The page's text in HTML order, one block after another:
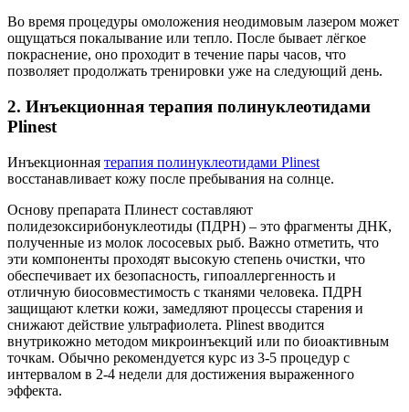
Во время процедуры омоложения неодимовым лазером может
ощущаться покалывание или тепло. После бывает лёгкое
покраснение, оно проходит в течение пары часов, что
позволяет продолжать тренировки уже на следующий день.
2. Инъекционная терапия полинуклеотидами
Plinest
Инъекционная терапия полинуклеотидами Plinest
восстанавливает кожу после пребывания на солнце.
Основу препарата Плинест составляют
полидезоксирибонуклеотиды (ПДРН) – это фрагменты ДНК,
полученные из молок лососевых рыб. Важно отметить, что
эти компоненты проходят высокую степень очистки, что
обеспечивает их безопасность, гипоаллергенность и
отличную биосовместимость с тканями человека. ПДРН
защищают клетки кожи, замедляют процессы старения и
снижают действие ультрафиолета. Plinest вводится
внутрикожно методом микроинъекций или по биоактивным
точкам. Обычно рекомендуется курс из 3-5 процедур с
интервалом в 2-4 недели для достижения выраженного
эффекта.